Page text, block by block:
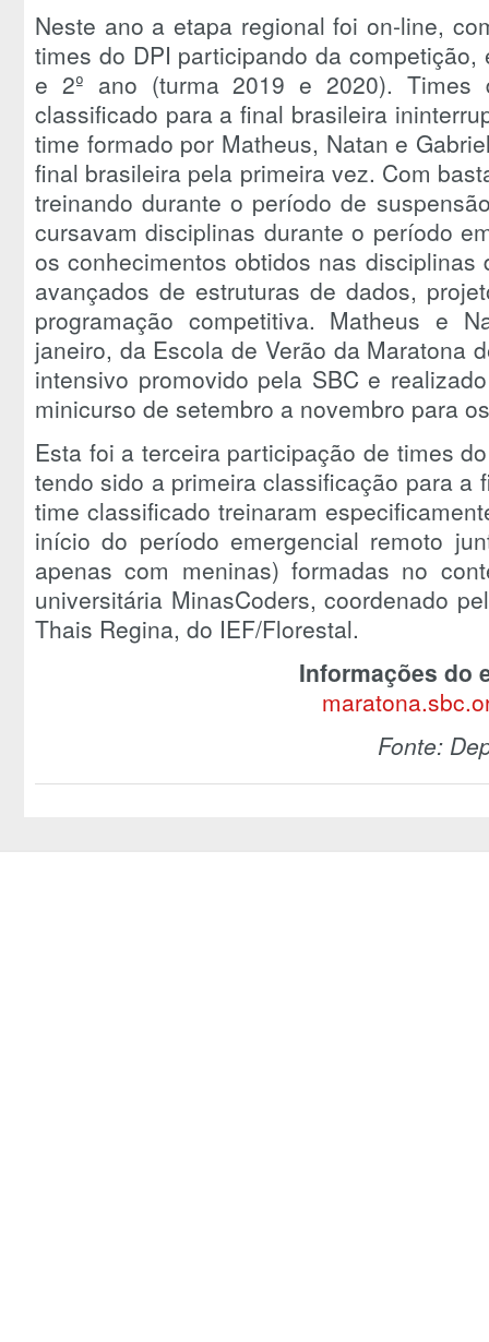
Neste ano a etapa regional foi on-line,
times do DPI participando da
e 2º ano (turma 2019 e 2020).
classificado para a final brasileira
time formado por Matheus, Natan e
final brasileira pela primeira vez. Com
treinando durante o período de
cursavam disciplinas durante o período
os conhecimentos obtidos nas
avançados de estruturas de dados,
programação competitiva. Matheus e
janeiro, da Escola de Verão da Maratona
intensivo promovido pela SBC e
minicurso de setembro a novembro para
Esta foi a terceira participação de times
tendo sido a primeira classificação para a
time classificado treinaram
início do período emergencial remoto
apenas com meninas) formadas no
universitária MinasCoders, coordenado
Thais Regina, do IEF/Florestal.
Informações do
Fonte: